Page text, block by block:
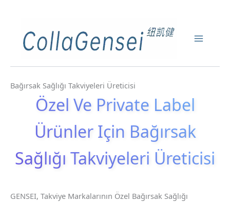
Bağırsak Sağlığı Takviyeleri Üreticisi
Özel Ve Private Label
Ürünler Için Bağırsak
Sağlığı Takviyeleri Üreticisi
GENSEI, Takviye Markalarının Özel Bağırsak Sağlığı